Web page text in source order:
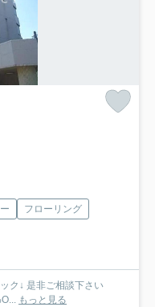
フローリング
ク↓ 是非ご相談下さい
もっと見る